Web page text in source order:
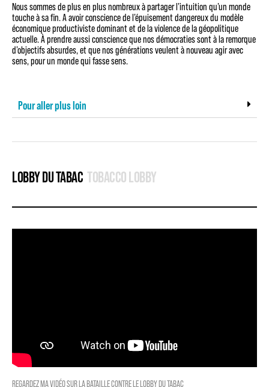
Nous sommes de plus en plus nombreux à partager l’intuition qu’un monde
touche à sa fin. A avoir conscience de l’épuisement dangereux du modèle
économique productiviste dominant et de la violence de la géopolitique
actuelle. À prendre aussi conscience que nos démocraties sont à la remorque
d’objectifs absurdes, et que nos générations veulent à nouveau agir avec
sens, pour un monde qui fasse sens.
Pour aller plus loin
LOBBY DU TABAC TOBACCO LOBBY
REGARDEZ MA VIDÉO SUR LA BATAILLE CONTRE LE LOBBY DU TABAC